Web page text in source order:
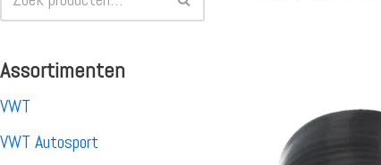
Assortimenten
VWT
VWT Autosport